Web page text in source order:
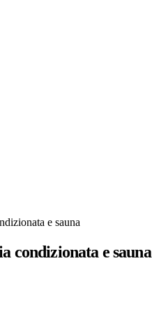
e sauna
condizionata e sauna